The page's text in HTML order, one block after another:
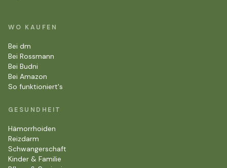
WO KAUFEN
Bei dm
Bei Rossmann
Bei Budni
Bei Amazon
So funktioniert's
GESUNDHEIT
Hämorrhoiden
Reizdarm
Schwangerschaft
Kinder & Familie